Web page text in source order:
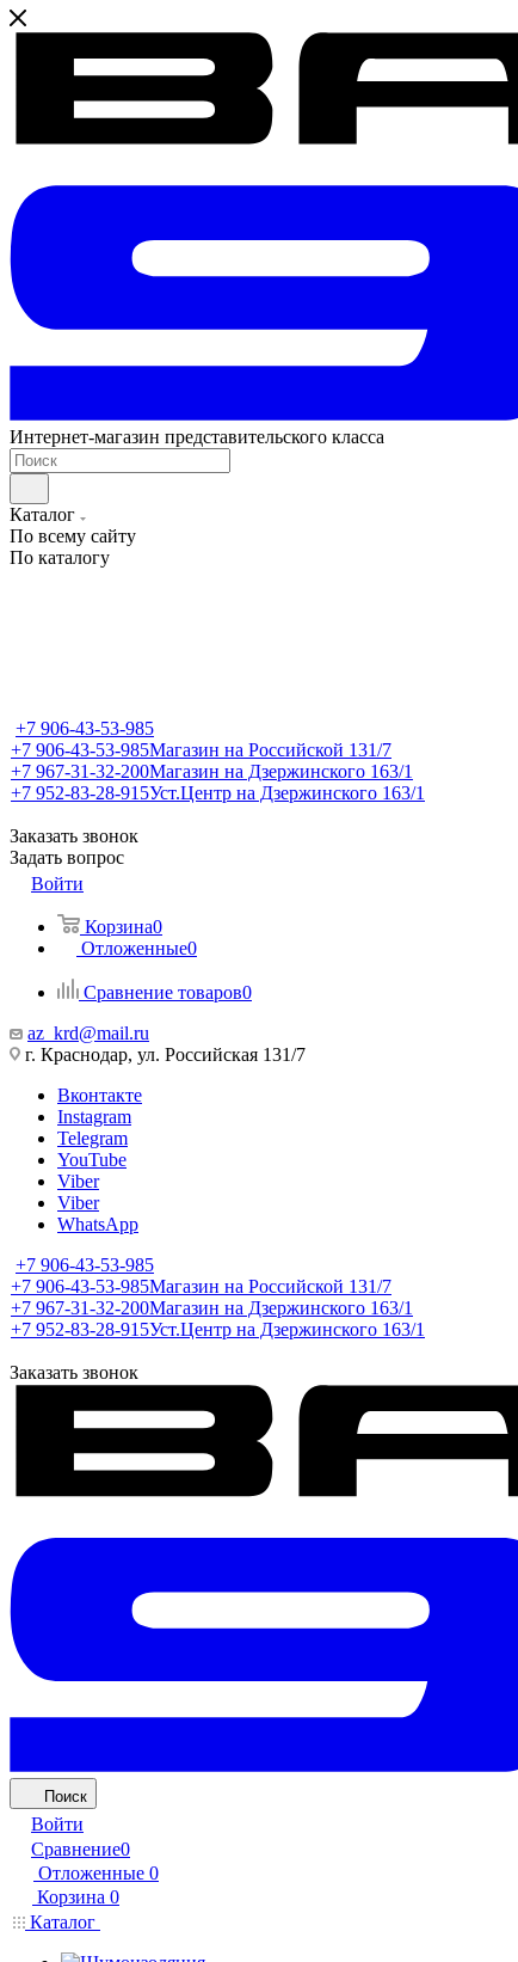
Интернет-магазин представительского класса
Каталог
По всему сайту
По каталогу
+7 906-43-53-985
+7 906-43-53-985Магазин на Российской 131/7
+7 967-31-32-200Магазин на Дзержинского 163/1
+7 952-83-28-915Уст.Центр на Дзержинского 163/1
Заказать звонок
Задать вопрос
Войти
Корзина0
Отложенные0
Сравнение товаров0
az_krd@mail.ru
г. Краснодар, ул. Российская 131/7
Вконтакте
Instagram
Telegram
YouTube
Viber
Viber
WhatsApp
+7 906-43-53-985
+7 906-43-53-985Магазин на Российской 131/7
+7 967-31-32-200Магазин на Дзержинского 163/1
+7 952-83-28-915Уст.Центр на Дзержинского 163/1
Заказать звонок
Поиск
Войти
Сравнение0
Отложенные 0
Корзина 0
Каталог